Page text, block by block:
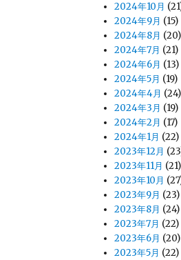
2024年10月
2024年9月 (15)
2024年8月 (20)
2024年7月 (21)
2024年6月 (13)
2024年5月 (19)
2024年4月 (24)
2024年3月 (19)
2024年2月 (17)
2024年1月 (22)
2023年12月
2023年11月 (21)
2023年10月
2023年9月 (23)
2023年8月 (24)
2023年7月 (22)
2023年6月 (20)
2023年5月 (22)